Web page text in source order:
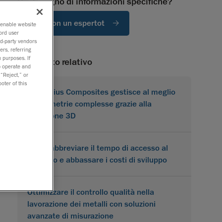
Parla con un espertot
Contenuto relativo
Karbonius Composites gestisce al meglio
le geometrie complesse grazie alla
scansione 3D
Come abbreviare il tempo di accesso al
mercato e abbassare i costi di sviluppo
Ottimizzare il controllo qualità nella
lavorazione dei metalli con soluzioni
avanzate di misurazione
website
user
party vendors
referring
purposes. If
operate and
or
of this